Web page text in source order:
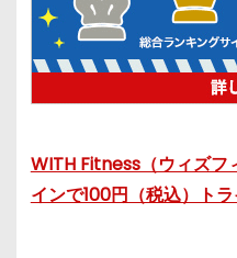
WITH Fitness（ウィズフ
インで100円（税込）ト